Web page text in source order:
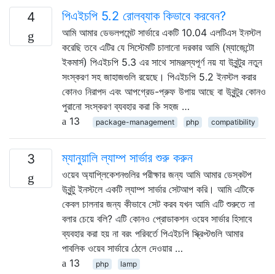
4 পিএইচপি 5.2 রোলব্যাক কিভাবে করবেন?
আমি আমার ডেভলপমেন্ট সার্ভারে একটি 10.04 এলটিএস ইনস্টল
করেছি তবে এটির যে সিস্টেমটি চালানো দরকার আমি (ম্যাজেন্টো
ইকমার্স) পিএইচপি 5.3 এর সাথে সামঞ্জস্যপূর্ণ নয় যা উবুন্টুর নতুন
সংস্করণ সহ জাহাজগুলি রয়েছে। পিএইচপি 5.2 ইনস্টল করার
কোনও নিরাপদ এবং আপগ্রেড-প্রুফ উপায় আছে বা উবুন্টুর কোনও
পুরানো সংস্করণ ব্যবহার করা কি সহজ …
13
package-management php compatibility
3 ম্যানুয়ালি ল্যাম্প সার্ভার শুরু করুন
ওয়েব অ্যাপ্লিকেশনগুলির পরীক্ষার জন্য আমি আমার ডেস্কটপ
উবুন্টু ইনস্টলে একটি ল্যাম্প সার্ভার সেটআপ করি। আমি এটিকে
কেবল চালনার জন্য কীভাবে সেট করব যখন আমি এটি শুরুতে না
বলার চেয়ে বলি? এটি কোনও প্রোডাকশন ওয়েব সার্ভার হিসাবে
ব্যবহার করা হয় না বরং পরিবর্তে পিএইচপি স্ক্রিপ্টগুলি আমার
পাবলিক ওয়েব সার্ভারে ঠেলে দেওয়ার …
13
php lamp